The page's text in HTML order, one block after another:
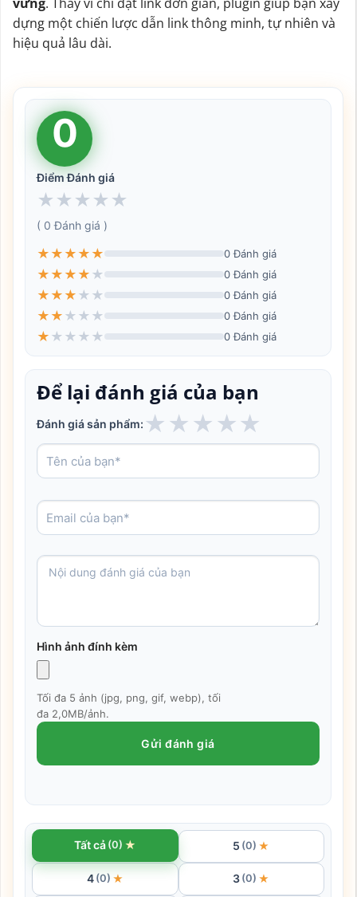
vững. Thay vì chỉ đặt link đơn giản, plugin giúp bạn xây
dựng một chiến lược dẫn link thông minh, tự nhiên và
hiệu quả lâu dài.
0
Điểm Đánh giá
★ ★ ★ ★ ★
( 0 Đánh giá )
★ ★ ★ ★ ★ 0 Đánh giá
★ ★ ★ ★ ★ 0 Đánh giá
★ ★ ★ ★ ★ 0 Đánh giá
★ ★ ★ ★ ★ 0 Đánh giá
★ ★ ★ ★ ★ 0 Đánh giá
Để lại đánh giá của bạn
Đánh giá sản phẩm: ★ ★ ★ ★★
Hình ảnh đính kèm
Tối đa 5 ảnh (jpg, png, gif, webp), tối
đa 2,0MB/ảnh.
Gửi đánh giá
Tất cả (0) ★ 5 (0) ★
4 (0) ★ 3 (0) ★